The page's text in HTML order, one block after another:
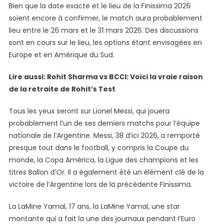
Bien que la date exacte et le lieu de la Finissima 2026
soient encore à confirmer, le match aura probablement
lieu entre le 26 mars et le 31 mars 2026. Des discussions
sont en cours sur le lieu, les options étant envisagées en
Europe et en Amérique du Sud.
Lire aussi: Rohit Sharma vs BCCI: Voici la vraie raison
de la retraite de Rohit’s Test
Tous les yeux seront sur Lionel Messi, qui jouera
probablement l’un de ses derniers matchs pour l’équipe
nationale de l’Argentine. Messi, 38 d’ici 2026, a remporté
presque tout dans le football, y compris la Coupe du
monde, la Copa América, la Ligue des champions et les
titres Ballon d’Or. Il a également été un élément clé de la
victoire de l’Argentine lors de la précédente Finissima.
La LaMine Yamal, 17 ans, la LaMine Yamal, une star
montante qui a fait la une des journaux pendant l’Euro